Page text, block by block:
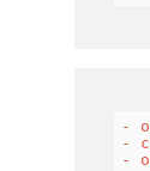
-
-
-